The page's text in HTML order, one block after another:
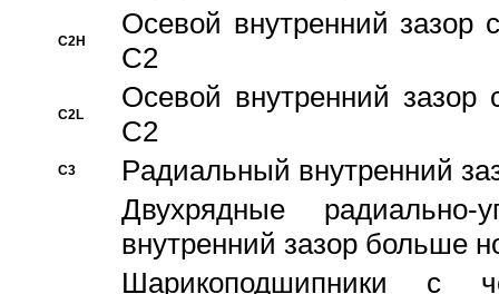
C2H
Осевой внутренний зазор
C2
C2L
Осевой внутренний зазор
C2
C3
Pадиальный внутренний
Двухрядные радиально-
внутренний зазор больше
Шарикоподшипники с